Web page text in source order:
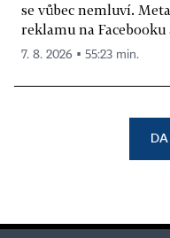
se vůbec nemluví.
reklamu na Facebooku
7. 8. 2026 ▪ 55:23 min.